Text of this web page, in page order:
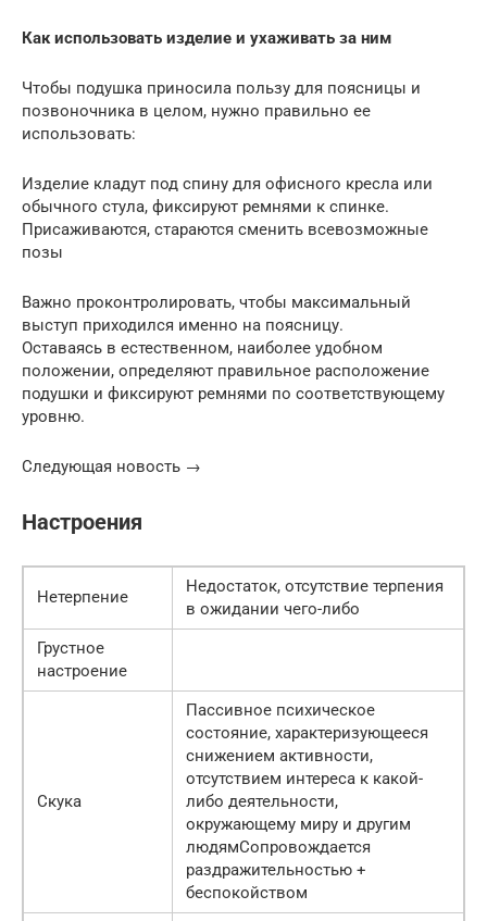
Как использовать изделие и ухаживать за ним
Чтобы подушка приносила пользу для поясницы и
позвоночника в целом, нужно правильно ее
использовать:
Изделие кладут под спину для офисного кресла или
обычного стула, фиксируют ремнями к спинке.
Присаживаются, стараются сменить всевозможные
позы
Важно проконтролировать, чтобы максимальный
выступ приходился именно на поясницу.
Оставаясь в естественном, наиболее удобном
положении, определяют правильное расположение
подушки и фиксируют ремнями по соответствующему
уровню.
Следующая новость →
Настроения
Нетерпение
Недостаток, отсутствие терпения
в ожидании чего-либо
Грустное
настроение
Скука
Пассивное психическое
состояние, характеризующееся
снижением активности,
отсутствием интереса к какой-
либо деятельности,
окружающему миру и другим
людямСопровождается
раздражительностью +
беспокойством